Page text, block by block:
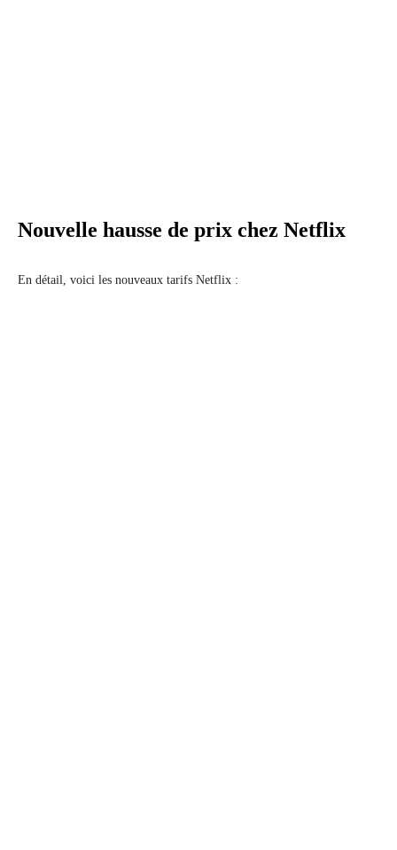
Nouvelle hausse de prix chez Netflix
En détail, voici les nouveaux tarifs Netflix :